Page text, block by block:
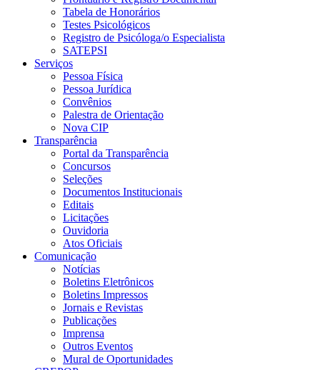
Tabela de Honorários
Testes Psicológicos
Registro de Psicóloga/o Especialista
SATEPSI
Serviços
Pessoa Física
Pessoa Jurídica
Convênios
Palestra de Orientação
Nova CIP
Transparência
Portal da Transparência
Concursos
Seleções
Documentos Institucionais
Editais
Licitações
Ouvidoria
Atos Oficiais
Comunicação
Notícias
Boletins Eletrônicos
Boletins Impressos
Jornais e Revistas
Publicações
Imprensa
Outros Eventos
Mural de Oportunidades